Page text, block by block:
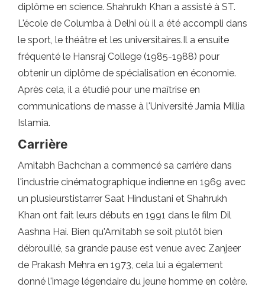
diplôme en science. Shahrukh Khan a assisté à ST.
L'école de Columba à Delhi où il a été accompli dans
le sport, le théâtre et les universitaires.Il a ensuite
fréquenté le Hansraj College (1985-1988) pour
obtenir un diplôme de spécialisation en économie.
Après cela, il a étudié pour une maîtrise en
communications de masse à l'Université Jamia Millia
Islamia.
Carrière
Amitabh Bachchan a commencé sa carrière dans
l'industrie cinématographique indienne en 1969 avec
un plusieurstistarrer Saat Hindustani et Shahrukh
Khan ont fait leurs débuts en 1991 dans le film Dil
Aashna Hai. Bien qu'Amitabh se soit plutôt bien
débrouillé, sa grande pause est venue avec Zanjeer
de Prakash Mehra en 1973, cela lui a également
donné l'image légendaire du jeune homme en colère.